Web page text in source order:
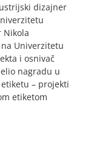
dizajner
Nikola
Univerzitetu
i osnivač
nagradu u
– projekti
etiketom